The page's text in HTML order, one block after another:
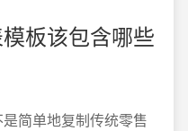
板该包含哪些
简单地复制传统零售